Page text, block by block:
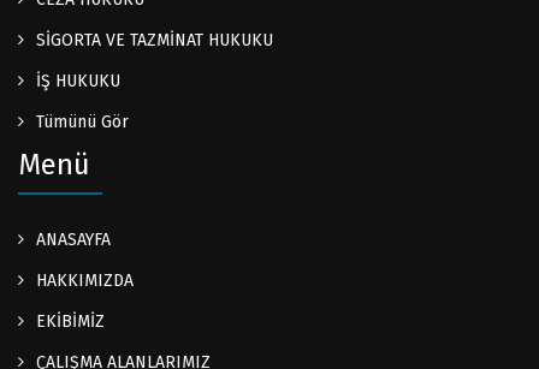
SİGORTA VE TAZMİNAT HUKUKU
İŞ HUKUKU
Tümünü Gör
Menü
ANASAYFA
HAKKIMIZDA
EKİBİMİZ
ÇALIŞMA ALANLARIMIZ